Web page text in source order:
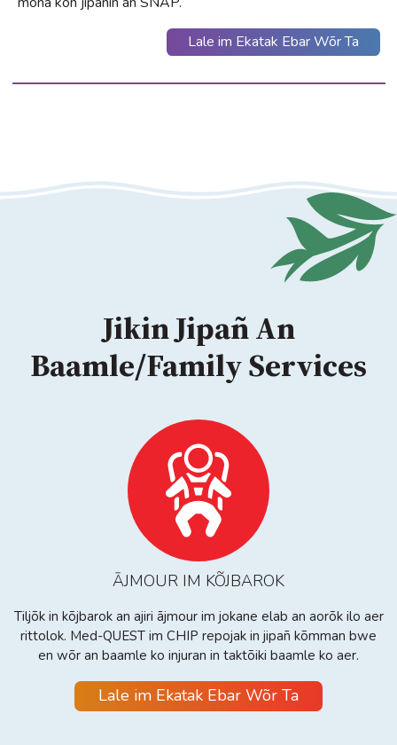
Lale im Ekatak Ebar Wõr Ta
Jikin Jipañ An
Baamle/Family Services
ĀJMOUR IM KÕJBAROK
Tiljõk in kõjbarok an ajiri ājmour im jokane elab an aorõk ilo aer
rittolok. Med-QUEST im CHIP repojak in jipañ kõmman bwe
en wõr an baamle ko injuran in taktõiki baamle ko aer.
Lale im Ekatak Ebar Wõr Ta